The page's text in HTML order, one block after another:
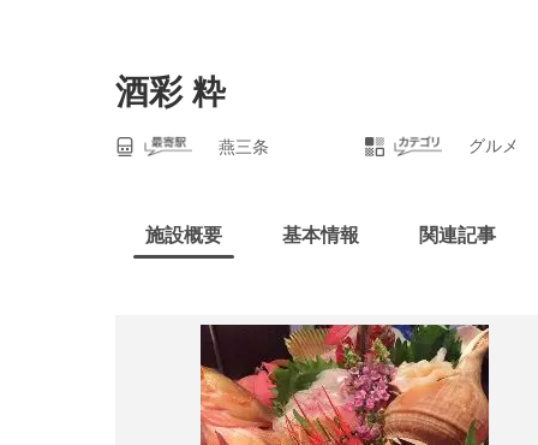
酒彩 粋
燕三条 グルメ
施設概要 基本情報 関連記事